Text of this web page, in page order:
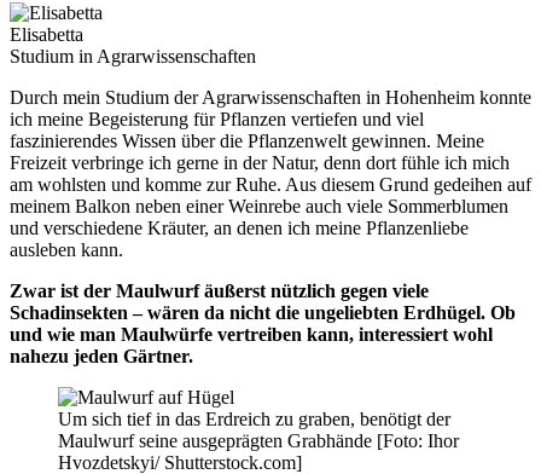
Elisabetta
Studium in Agrarwissenschaften
Durch mein Studium der Agrarwissenschaften in Hohenheim konnte
ich meine Begeisterung für Pflanzen vertiefen und viel
faszinierendes Wissen über die Pflanzenwelt gewinnen. Meine
Freizeit verbringe ich gerne in der Natur, denn dort fühle ich mich
am wohlsten und komme zur Ruhe. Aus diesem Grund gedeihen auf
meinem Balkon neben einer Weinrebe auch viele Sommerblumen
und verschiedene Kräuter, an denen ich meine Pflanzenliebe
ausleben kann.
Zwar ist der Maulwurf äußerst nützlich gegen viele
Schadinsekten – wären da nicht die ungeliebten Erdhügel. Ob
und wie man Maulwürfe vertreiben kann, interessiert wohl
nahezu jeden Gärtner.
Um sich tief in das Erdreich zu graben, benötigt der
Maulwurf seine ausgeprägten Grabhände [Foto: Ihor
Hvozdetskyi/ Shutterstock.com]